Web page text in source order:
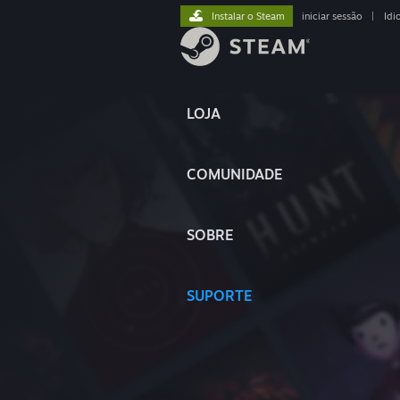
LOJA
COMUNIDADE
SOBRE
SUPORTE
Instalar o Steam iniciar sessão